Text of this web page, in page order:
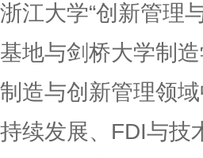
浙江大学“创新管理
基地与剑桥大学制
制造与创新管理领
持续发展、FDI与技